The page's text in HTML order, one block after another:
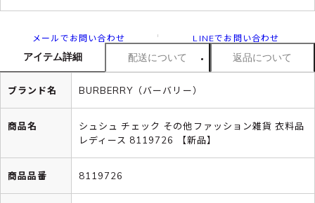
メールでお問い合わせ LINEでお問い合わせ
アイテム詳細 配送について 返品について
ブランド名 BURBERRY（バーバリー）
商品名
シュシュ チェック その他ファッション雑貨 衣料品
レディース 8119726 【新品】
商品品番 8119726